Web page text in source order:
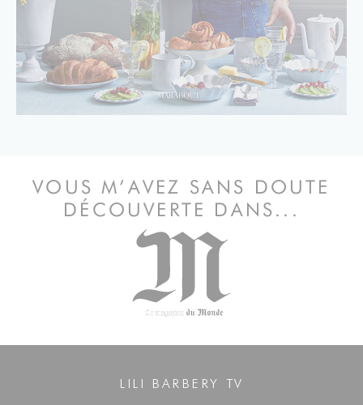
VOUS M’AVEZ SANS DOUTE
DÉCOUVERTE DANS...
LILI BARBERY TV